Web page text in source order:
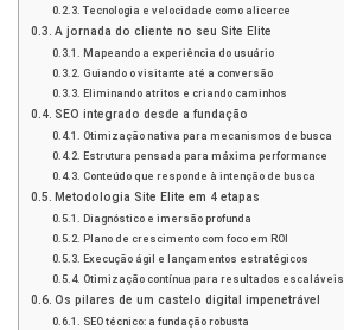
Tecnologia e velocidade como alicerce
A jornada do cliente no seu Site Elite
Mapeando a experiência do usuário
Guiando o visitante até a conversão
Eliminando atritos e criando caminhos
SEO integrado desde a fundação
Otimização nativa para mecanismos de busca
Estrutura pensada para máxima performance
Conteúdo que responde à intenção de busca
Metodologia Site Elite em 4 etapas
Diagnóstico e imersão profunda
Plano de crescimento com foco em ROI
Execução ágil e lançamentos estratégicos
Otimização contínua para resultados escaláveis
Os pilares de um castelo digital impenetrável
SEO técnico: a fundação robusta